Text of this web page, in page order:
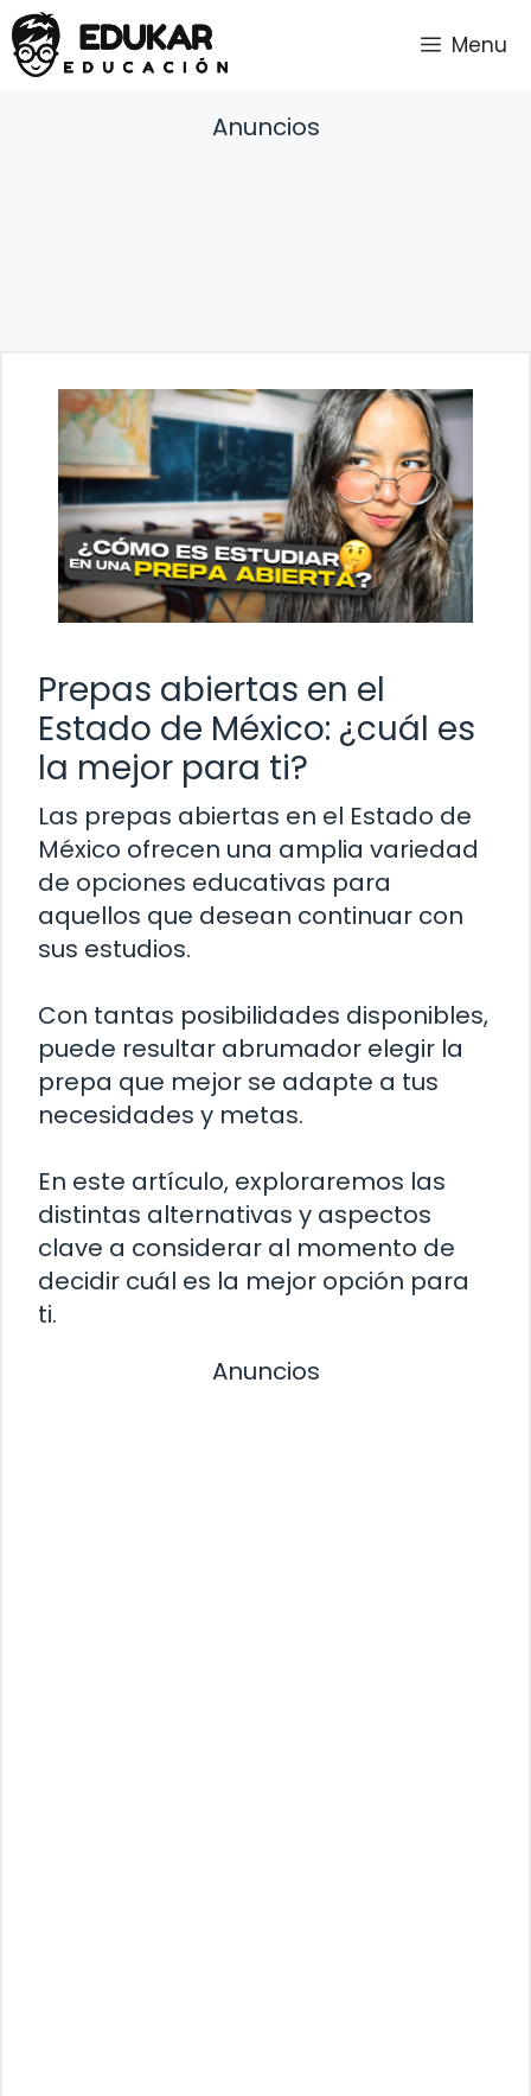
Saltar
al
contenido
Menu
Anuncios
Prepas abiertas en el
Estado de México: ¿cuál es
la mejor para ti?
Las prepas abiertas en el Estado de
México ofrecen una amplia variedad
de opciones educativas para
aquellos que desean continuar con
sus estudios.
Con tantas posibilidades disponibles,
puede resultar abrumador elegir la
prepa que mejor se adapte a tus
necesidades y metas.
En este artículo, exploraremos las
distintas alternativas y aspectos
clave a considerar al momento de
decidir cuál es la mejor opción para
ti.
Anuncios